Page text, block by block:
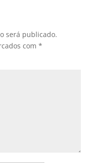
será publicado.
com *